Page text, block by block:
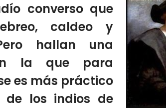
converso que
caldeo y
hallan una
la que para
es más práctico
de los indios de